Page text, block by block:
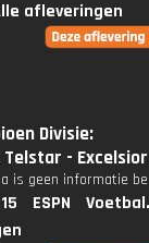
afleveringen
Divisie:
- Excelsior
is geen informatie
ESPN